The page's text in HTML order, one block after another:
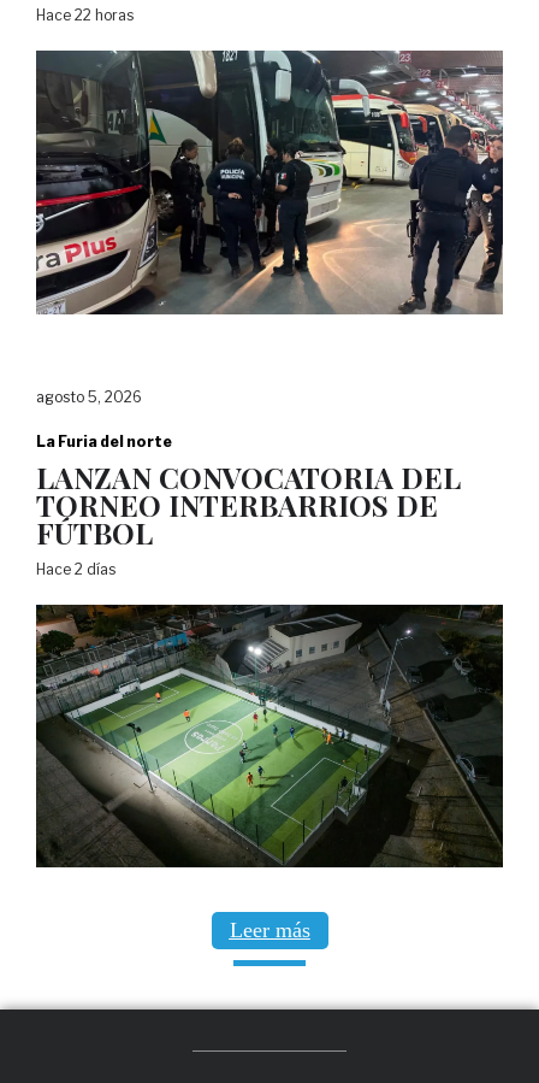
Hace 22 horas
agosto 5, 2026
La Furia del norte
LANZAN CONVOCATORIA DEL
TORNEO INTERBARRIOS DE
FÚTBOL
Hace 2 días
Leer más